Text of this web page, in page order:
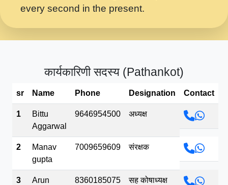
सख भ मझ पयर ह दख भ मझ पयर ह!छड म कस दत
सपरहट भजन 2021 - तर अखय ह जद भर बहर ज म
सपरहट शयम भजन - जय जय शयम जय जय शयम
भव.mp3
every second in the present.
कार्यकारिणी सदस्य (Pathankot)
sr Name Phone Designation Contact
1
Bittu
Aggarwal
9646954500 अध्यक्ष
2
Manav
gupta
7009659609 संरक्षक
3
Arun
8360185075 सह कोषाध्यक्ष